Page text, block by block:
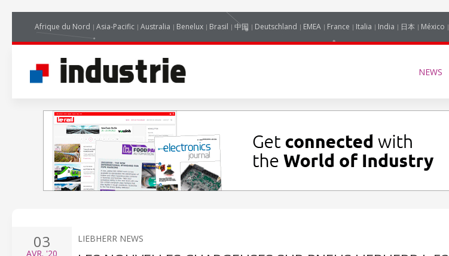
Afrique du Nord Asia-Pacific Australia Benelux Brasil 中国 Deutschland EMEA France Italia India 日本 México
NEWS
03
AVR. '20
LIEBHERR NEWS